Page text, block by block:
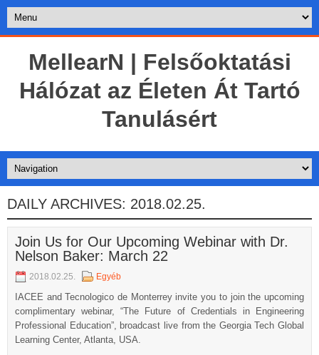
MellearN | Felsőoktatási
Hálózat az Életen Át Tartó
Tanulásért
DAILY ARCHIVES: 2018.02.25.
Join Us for Our Upcoming Webinar with Dr.
Nelson Baker: March 22
2018.02.25. Egyéb
IACEE and Tecnologico de Monterrey invite you to join the upcoming
complimentary webinar, “The Future of Credentials in Engineering
Professional Education”, broadcast live from the Georgia Tech Global
Learning Center, Atlanta, USA.